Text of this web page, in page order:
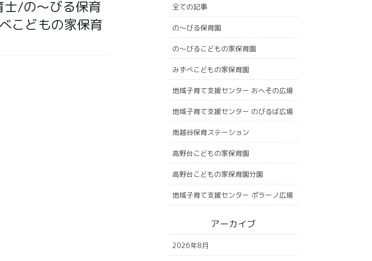
こどもの家保育
全ての記事
の〜びる保育園
の〜びるこどもの家保育園
みずべこどもの家保育園
地域子育て支援センター おへその広場
地域子育て支援センター のびるば広場
南越谷保育ステーション
高野台こどもの家保育園
高野台こどもの家保育園分園
地域子育て支援センター ポラーノ広場
アーカイブ
2026年8月